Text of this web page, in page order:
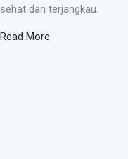
sehat dan terjangkau.
Read More